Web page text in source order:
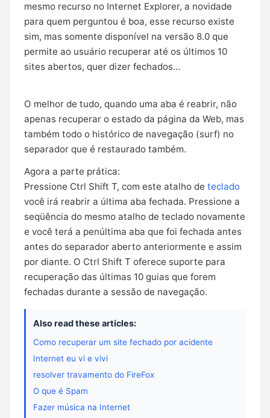
mesmo recurso no Internet Explorer, a novidade
para quem perguntou é boa, esse recurso existe
sim, mas somente disponível na versão 8.0 que
permite ao usuário recuperar até os últimos 10
sites abertos, quer dizer fechados…
O melhor de tudo, quando uma aba é reabrir, não
apenas recuperar o estado da página da Web, mas
também todo o histórico de navegação (surf) no
separador que é restaurado também.
Agora a parte prática:
Pressione Ctrl Shift T, com este atalho de teclado
você irá reabrir a última aba fechada. Pressione a
seqüência do mesmo atalho de teclado novamente
e você terá a penúltima aba que foi fechada antes
antes do separador aberto anteriormente e assim
por diante. O Ctrl Shift T oferece suporte para
recuperação das últimas 10 guias que forem
fechadas durante a sessão de navegação.
Also read these articles:
Como recuperar um site fechado por acidente
Internet eu vi e vivi
resolver travamento do FireFox
O que é Spam
Fazer música na Internet